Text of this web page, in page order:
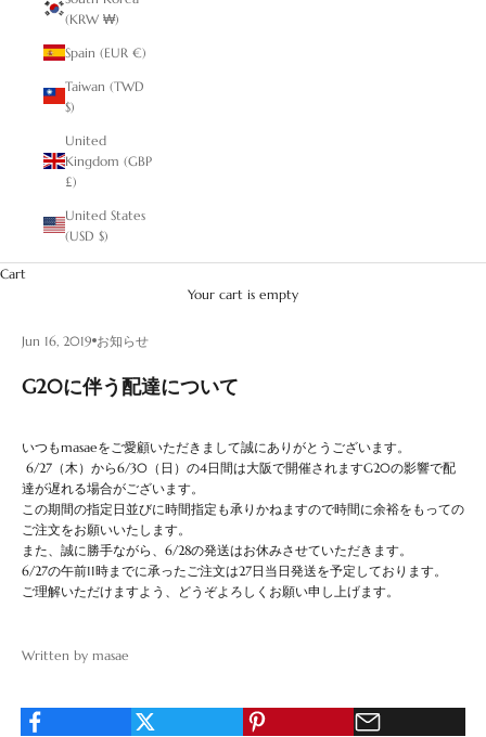
(KRW ₩)
Spain (EUR €)
Taiwan (TWD
$)
United
Kingdom (GBP
£)
United States
(USD $)
Cart
Your cart is empty
Jun 16, 2019 お知らせ
G20に伴う配達について
いつもmasaeをご愛顧いただきまして誠にありがとうございます。
6/27（木）から6/30（日）の4日間は大阪で開催されますG20の影響で配
達が遅れる場合がございます。
この期間の指定日並びに時間指定も承りかねますので時間に余裕をもっての
ご注文をお願いいたします。
また、誠に勝手ながら、6/28の発送はお休みさせていただきます。
6/27の午前11時までに承ったご注文は27日当日発送を予定しております。
ご理解いただけますよう、どうぞよろしくお願い申し上げます。
Written by masae